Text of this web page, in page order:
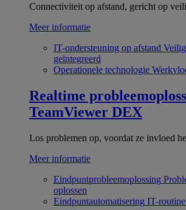
Connectiviteit op afstand, gericht op
Meer informatie
IT-ondersteuning op afstand
geïntegreerd
Operationele technologie
Realtime
TeamViewer DEX
Los problemen op, voordat ze invloed
Meer informatie
Eindpuntprobleemoplossing
oplossen
Eindpuntautomatisering IT-